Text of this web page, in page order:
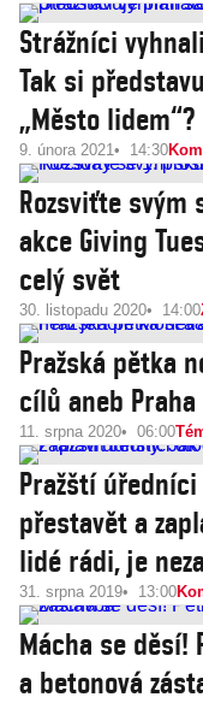
Strážníci
Tak si
„Město lidem“?
9. února 2021 14:30
Rozsviťte svým
akce Giving
celý svět
30. listopadu 2020 14:00
Pražská pětka
cílů aneb
11. srpna 2020 06:00
Pražští
přestavět a
lidé rádi, je
31. srpna 2019 13:00
Mácha se děsí!
a betonová